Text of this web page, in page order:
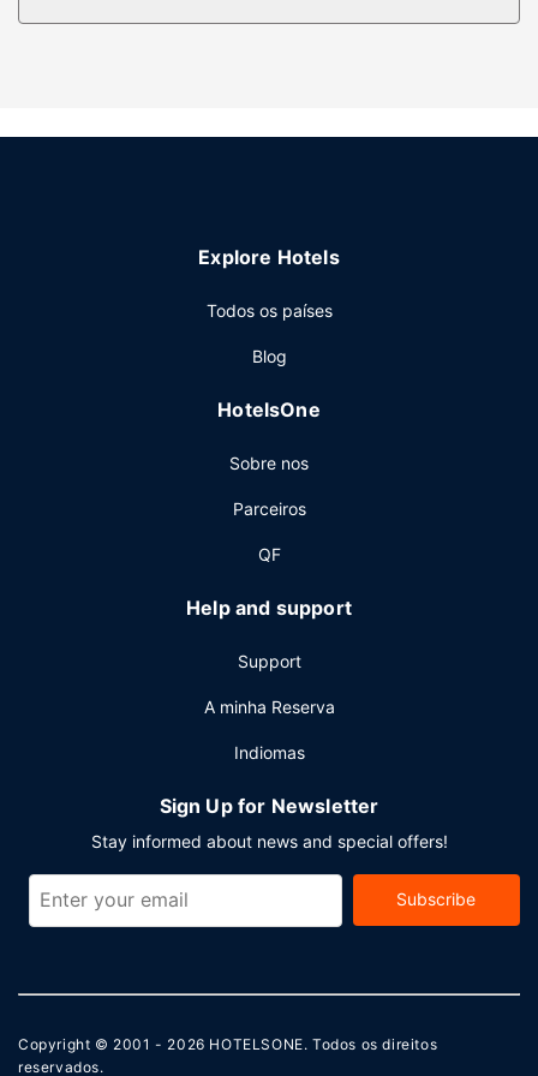
exultar com as instalações deste hotel, que oferece ainda
viagem de autocarro. E o melhor de tudo, não tem de
Peça o seu cocktail favorito no bar/lounge. O hotel serve
entre as 6:00 e as 11:00 mediante uma sobretaxa.
registo de saída rápido e uma receção aberta 24 horas.
Planeia um evento em Lanai City? Este hotel dispõe de
onde se incluem uma zona para conferências. O
transporte grátis de/para o aeroporto é grátis (disponível
Explore Hotels
Todos os países
Blog
HotelsOne
Sobre nos
Parceiros
QF
Help and support
Support
A minha Reserva
Indiomas
Sign Up for Newsletter
Stay informed about news and special offers!
Subscribe
Copyright © 2001 - 2026 HOTELSONE. Todos os direitos
reservados.